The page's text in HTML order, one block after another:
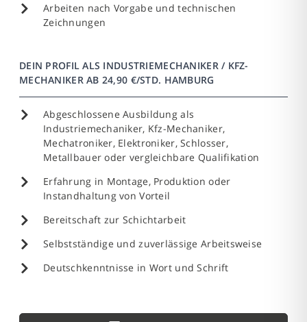
Arbeiten nach Vorgabe und technischen
Zeichnungen
DEIN PROFIL ALS INDUSTRIEMECHANIKER / KFZ-
MECHANIKER AB 24,90 €/STD. HAMBURG
Abgeschlossene Ausbildung als
Industriemechaniker, Kfz-Mechaniker,
Mechatroniker, Elektroniker, Schlosser,
Metallbauer oder vergleichbare Qualifikation
Erfahrung in Montage, Produktion oder
Instandhaltung von Vorteil
Bereitschaft zur Schichtarbeit
Selbstständige und zuverlässige Arbeitsweise
Deutschkenntnisse in Wort und Schrift